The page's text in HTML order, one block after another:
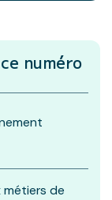
numéro
de